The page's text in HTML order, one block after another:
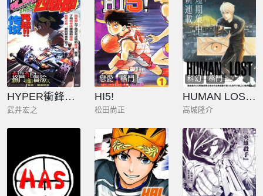
格鬥 冒險
HYPER衝鋒四驅郎
武井宏之
戀愛 格鬥
HI5!
松田尚正
科幻 格鬥
HUMAN LOST 人間失格
高城隆介